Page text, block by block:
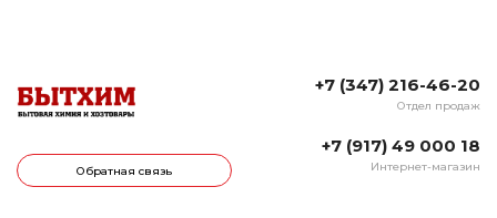
Обратная связь
+7 (347) 216-46-20
Отдел продаж
+7 (917) 49 000 18
Интернет-магазин